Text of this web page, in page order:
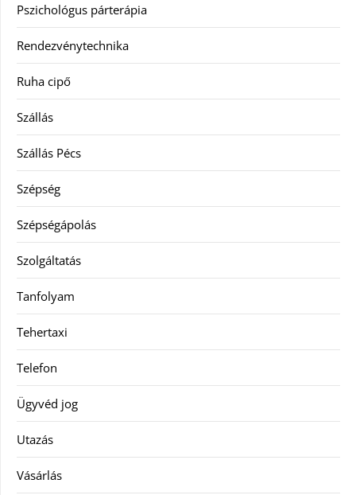
Pszichológus párterápia
Rendezvénytechnika
Ruha cipő
Szállás
Szállás Pécs
Szépség
Szépségápolás
Szolgáltatás
Tanfolyam
Tehertaxi
Telefon
Ügyvéd jog
Utazás
Vásárlás